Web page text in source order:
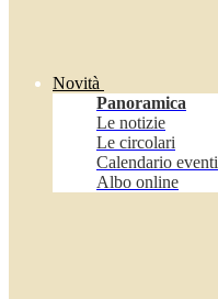
Novità
Panoramica
Le notizie
Le circolari
Calendario eventi
Albo online